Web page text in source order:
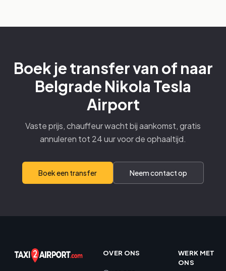
Boek je transfer van of naar
Belgrade Nikola Tesla
Airport
Vaste prijs, chauffeur wacht bij aankomst, gratis
annuleren tot 24 uur voor de ophaaltijd.
Boek een transfer Neem contact op
OVER ONS
WERK MET
ONS